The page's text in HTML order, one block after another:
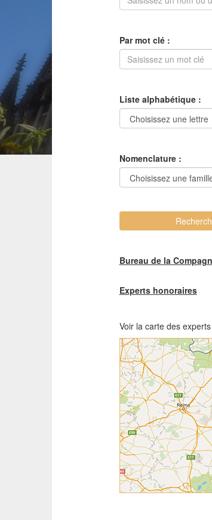
Par mot clé :
Liste alphabétique :
Nomenclature :
Bureau de la
Experts honoraires
Voir la carte des